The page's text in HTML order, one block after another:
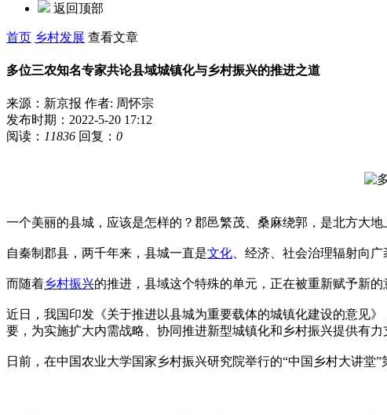
返回顶部
首页 乡村发展 查看文章
多位三农知名专家共论县域城镇化与乡村振兴的推进之道
来源：新京报 作者: 周怀宗
发布时期：2022-5-20 17:12
阅读： 11836 回复： 0
一个美丽的县城，应该是怎样的？郡邑繁茂、桑麻绕郭，是北方大
自秦制郡县，两千年来，县城一直是文化、经济、社会治理辐射向
而随着乡村振兴的推进，县域这个特殊的单元，正在被重新赋予新的
近日，我国印发《关于推进以县城为重要载体的城镇化建设的意见
要，为实施扩大内需战略、协同推进新型城镇化和乡村振兴提供有力
日前，在中国农业大学国家乡村振兴研究院举行的“中国乡村大讲堂